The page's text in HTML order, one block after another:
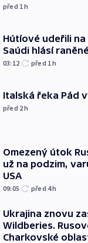
před 1h
Hútíové udeřili
Saúdi hlásí
03:12 před 1h
Italská řeka Pád
před 2h
Omezený útok
už na podzim,
USA
09:05 před 4h
Ukrajina znovu
Wildberies.
Charkovské